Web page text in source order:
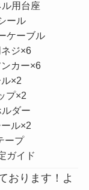
用台座
ール
ケーブル
ジ×6
カー×6
×2
プ×2
ダー
ル×2
ープ
ガイド
おります！よ